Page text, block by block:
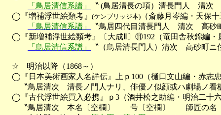
「鳥居清信系譜」
〝 (鳥居清長の項）清長門人　清次
◯『増補浮世絵類考』 (ケンブリッジ本) （斎藤月岑編・天保
「鳥居清信系譜」
〝鳥居四代目清長門人　清次　高砂
◯『新増補浮世絵類考』〔大成Ⅱ〕⑪192（竜田舎秋錦編・
「鳥居清信系譜」
〝（鳥居清長門人）清次　高砂町ニ
☆　明治以降（1868～）
◯『日本美術画家人名詳伝』上ｐ100（樋口文山編・赤志
〝鳥居清次　清長ノ門人ナリ、俳優ノ似顔或ハ劇場ノ看
◯『古代浮世絵買入必携』ｐ3（酒井松之助編・明治二十
〝鳥居清次　本名〔空欄〕　　号〔空欄〕　　師匠の名